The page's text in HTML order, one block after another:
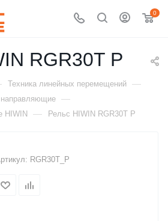
0
RGR30T P
Техника линейных перемещений —
—
HIWIN — Рельс HIWIN RGR30T P
RGR30T_P